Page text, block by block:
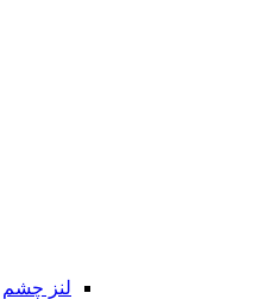
لنز چشم